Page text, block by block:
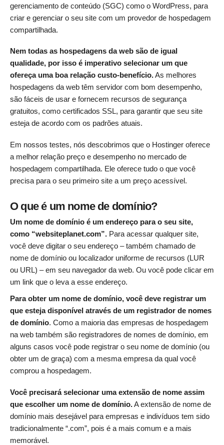
gerenciamento de conteúdo (SGC) como o WordPress, para
criar e gerenciar o seu site com um provedor de hospedagem
compartilhada.
Nem todas as hospedagens da web são de igual
qualidade, por isso é imperativo selecionar um que
ofereça uma boa relação custo-benefício.As melhores
hospedagens da web têm servidor com bom desempenho,
são fáceis de usar e fornecem recursos de segurança
gratuitos, como certificados SSL, para garantir que seu site
esteja de acordo com os padrões atuais.
Em nossos testes, nós descobrimos que o Hostinger oferece
a melhor relação preço e desempenho no mercado de
hospedagem compartilhada. Ele oferece tudo o que você
precisa para o seu primeiro site a um preço acessível.
O que é um nome de domínio?
Um nome de domínio é um endereço para o seu site,
como “websiteplanet.com”. Para acessar qualquer site,
você deve digitar o seu endereço – também chamado de
nome de domínio ou localizador uniforme de recursos (LUR
ou URL) – em seu navegador da web. Ou você pode clicar em
um link que o leva a esse endereço.
Para obter um nome de domínio, você deve registrar um
que esteja disponível através de um registrador de nomes
de domínio. Como a maioria das empresas de hospedagem
na web também são registradores de nomes de domínio, em
alguns casos você pode registrar o seu nome de domínio (ou
obter um de graça) com a mesma empresa da qual você
comprou a hospedagem.
Você precisará selecionar uma extensão de nome assim
que escolher um nome de domínio.A extensão de nome de
domínio mais desejável para empresas e indivíduos tem sido
tradicionalmente “.com”, pois é a mais comum e a mais
memorável.